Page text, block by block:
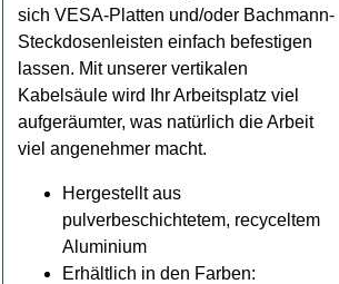
sich VESA-Platten und/oder Bachmann-
Steckdosenleisten einfach befestigen
lassen. Mit unserer vertikalen
Kabelsäule wird Ihr Arbeitsplatz viel
aufgeräumter, was natürlich die Arbeit
viel angenehmer macht.
Hergestellt aus
pulverbeschichtetem, recyceltem
Aluminium
Erhältlich in den Farben: